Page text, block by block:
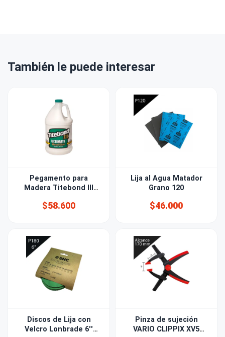
También le puede interesar
Pegamento para
Madera Titebond III
$58.600
Lija al Agua Matador
Grano 120
$46.000
Discos de Lija con
Velcro Lonbrade 6''
Pinza de sujeción
VARIO CLIPPIX XV5